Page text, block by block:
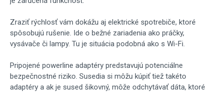
Zraziť rýchlosť vám dokážu aj elektrické spotrebiče, ktoré
spôsobujú rušenie. Ide o bežné zariadenia ako práčky,
vysávače či lampy. Tu je situácia podobná ako s Wi-Fi.
Pripojené powerline adaptéry predstavujú potenciálne
bezpečnostné riziko. Susedia si môžu kúpiť tiež takéto
adaptéry a ak je sused šikovný, môže odchytávať dáta, ktoré